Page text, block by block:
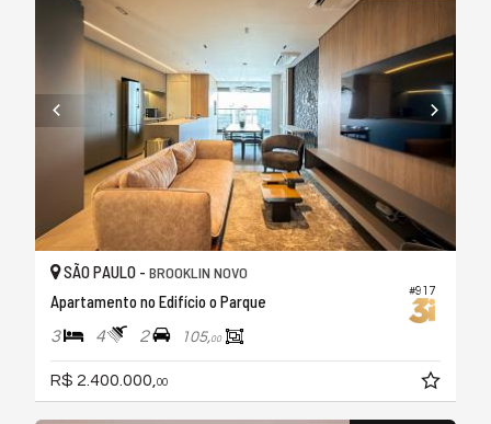
#917
SÃO PAULO - BROOKLIN NOVO
Apartamento no Edifício o Parque
3 4 2 105,00
R$ 2.400.000,00